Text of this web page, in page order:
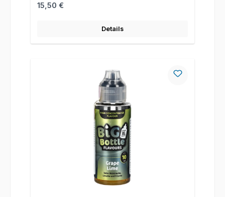
Regulärer Preis:
15,50 €
Details